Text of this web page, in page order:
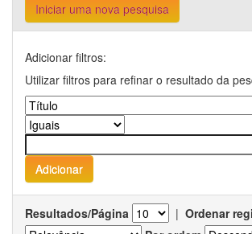
Iniciar uma nova pesquisa
Adicionar filtros:
Utilizar filtros para refinar o resultado da
Resultados/Página | Ordenar